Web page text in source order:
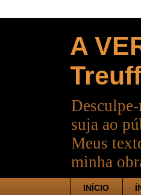
A
suja ao
Meus
minha
INÍCIO